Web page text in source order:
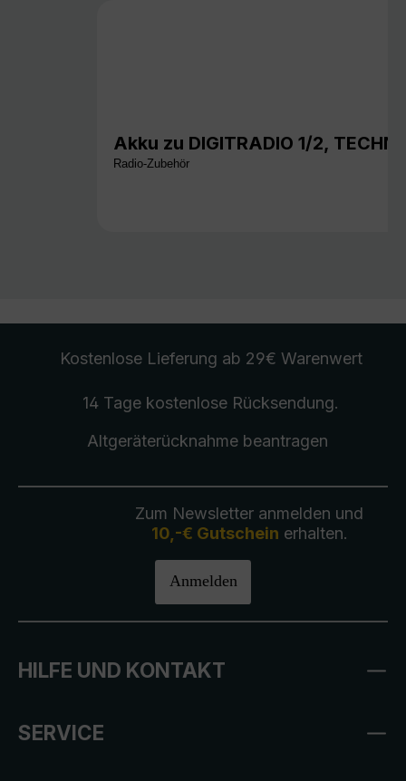
Akku zu DIGITRADIO 1/2,
Radio-Zubehör
Kostenlose Lieferung ab 29€ Warenwert
14 Tage kostenlose Rücksendung.
Altgeräterücknahmebeantragen
Zum Newsletter anmelden und
10,-€ Gutschein erhalten.
Anmelden
HILFE UND KONTAKT
SERVICE